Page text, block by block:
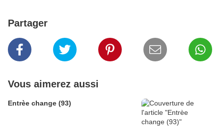
Partager
Vous aimerez aussi
Entrèe change (93)